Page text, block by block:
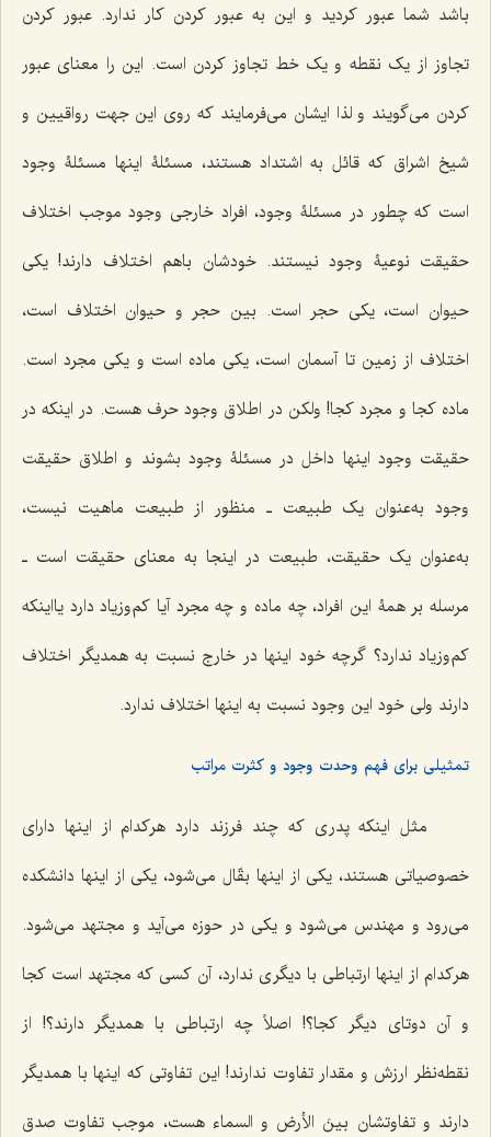
باشد شما عبور کردید و این به عبور کردن کار ندارد. عبور کردن
تجاوز از یک نقطه و یک خط تجاوز کردن است. این را معناى عبور
کردن مى‌گویند و لذا ایشان مى‌فرمایند که روى این جهت رواقیین و
شیخ اشراق که قائل به اشتداد هستند، مسئلۀ اینها مسئلۀ وجود
است که چطور در مسئلۀ وجود، افراد خارجى وجود موجب اختلاف
حقیقت نوعیۀ وجود نیستند. خودشان باهم اختلاف دارند! یکى
حیوان است، یکى حجر است. بین حجر و حیوان اختلاف است،
اختلاف از زمین تا آسمان است، یکی ماده است و یکی مجرد است.
ماده کجا و مجرد کجا! ولکن در اطلاق وجود حرف هست. در اینکه در
حقیقت وجود اینها داخل در مسئلۀ وجود بشوند و اطلاق حقیقت
وجود به‌عنوان یک طبیعت ـ منظور از طبیعت ماهیت نیست،
به‌عنوان یک حقیقت، طبیعت در اینجا به معناى حقیقت است ـ
مرسله بر همۀ این افراد، چه ماده و چه مجرد آیا کم‌وزیاد دارد یااینکه
کم‌وزیاد ندارد؟ گرچه خود اینها در خارج نسبت به همدیگر اختلاف
دارند ولى خود این وجود نسبت به اینها اختلاف ندارد.
تمثیلی برای فهم وحدت وجود و کثرت مراتب
مثل اینکه پدرى که چند فرزند دارد هرکدام از اینها داراى
خصوصیاتى هستند، یکى از اینها بقّال مى‌شود، یکى از اینها دانشکده
مى‌رود و مهندس مى‌شود و یکى در حوزه مى‌آید و مجتهد مى‌شود.
هرکدام از اینها ارتباطى با دیگرى ندارد، آن کسی که مجتهد است کجا
و آن دوتای دیگر کجا؟! اصلاً چه ارتباطی با همدیگر دارند؟! از
نقطه‌نظر ارزش و مقدار تفاوت ندارند! این تفاوتى که اینها با همدیگر
دارند و تفاوتشان بینَ‌ الأرض و السماء هست، موجب تفاوت صدق